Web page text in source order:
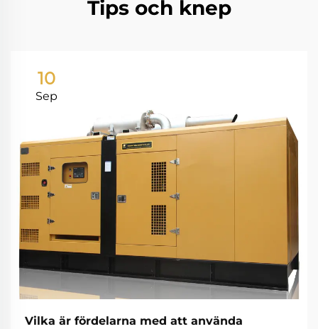
Tips och knep
10
Sep
Vilka är fördelarna med att använda